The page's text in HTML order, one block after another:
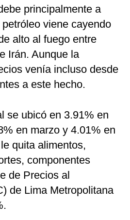
principalmente a
viene cayendo
alto al fuego entre
Irán. Aunque la
venía incluso desde
a este hecho.
se ubicó en 3.91% en
en marzo y 4.01% en
quita alimentos,
componentes
de Precios al
de Lima Metropolitana